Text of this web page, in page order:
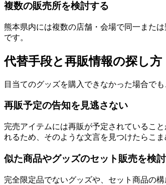
複数の販売所を検討する
熊本県内には複数の店舗・会場で同一また
です。
代替手段と再販情報の探し方
目当てのグッズを購入できなかった場合で
再販予定の告知を見逃さない
完売アイテムには再販が予定されているこ
れるため、そのような文言を見つけたらこ
似た商品やグッズのセット販売を検
完全限定品でないグッズや、セット商品の